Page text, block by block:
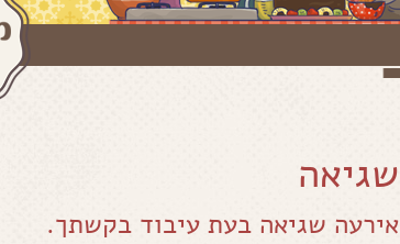
שגיאה
אירעה שגיאה בעת עיבוד בקשתך.